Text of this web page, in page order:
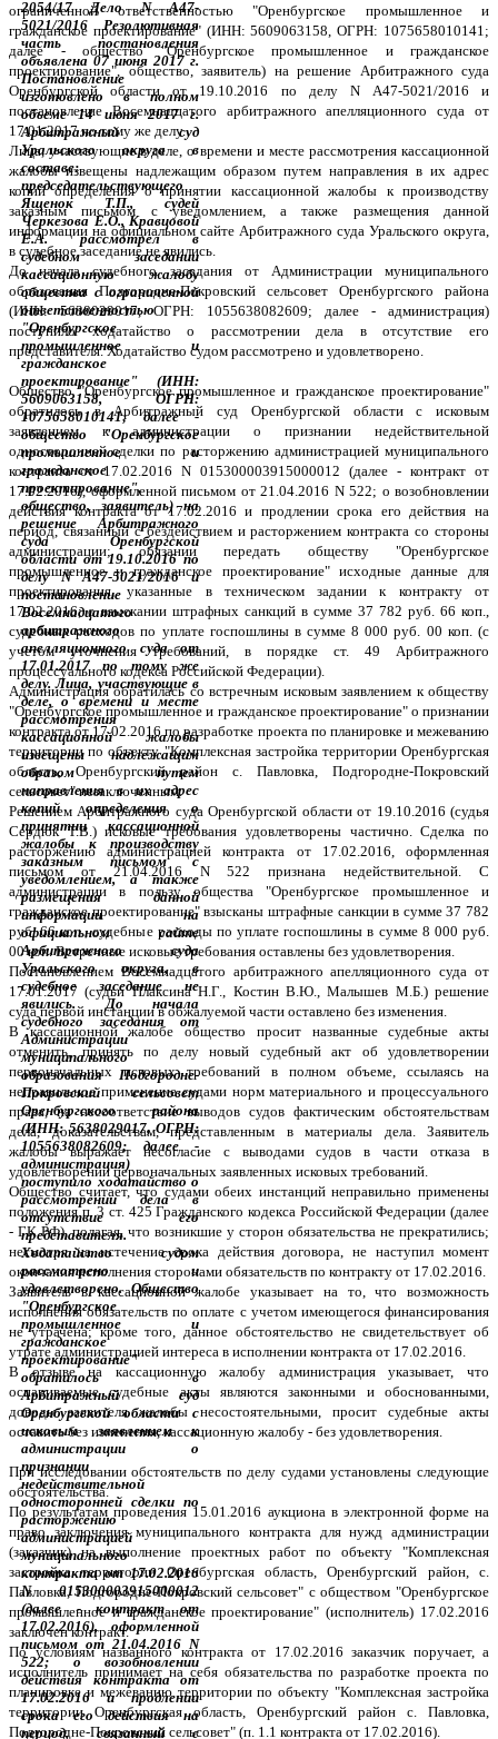
ограниченной ответственностью "Оренбургское промышленное и
гражданское проектирование" (ИНН: 5609063158, ОГРН: 1075658010141;
далее - общество "Оренбургское промышленное и гражданское
проектирование", общество, заявитель) на решение Арбитражного суда
Оренбургской области от 19.10.2016 по делу N А47-5021/2016 и
постановление Восемнадцатого арбитражного апелляционного суда от
17.01.2017 по тому же делу.
Лица, участвующие в деле, о времени и месте рассмотрения кассационной
жалобы извещены надлежащим образом путем направления в их адрес
копий определения о принятии кассационной жалобы к производству
заказным письмом с уведомлением, а также размещения данной
информации на официальном сайте Арбитражного суда Уральского округа,
в судебное заседание не явились.
До начала судебного заседания от Администрации муниципального
образования Подгородне-Покровский сельсовет Оренбургского района
(ИНН: 5638029017, ОГРН: 1055638082609; далее - администрация)
поступило ходатайство о рассмотрении дела в отсутствие его
представителя. Ходатайство судом рассмотрено и удовлетворено.
Общество "Оренбургское промышленное и гражданское проектирование"
обратилось в Арбитражный суд Оренбургской области с исковым
заявлением к администрации о признании недействительной
односторонней сделки по расторжению администрацией муниципального
контракта от 17.02.2016 N 015300003915000012 (далее - контракт от
17.02.2016), оформленной письмом от 21.04.2016 N 522; о возобновлении
действия контракта от 17.02.2016 и продлении срока его действия на
период, связанный с бездействием и расторжением контракта со стороны
администрации; обязании передать обществу "Оренбургское
промышленное и гражданское проектирование" исходные данные для
проектирования, указанные в техническом задании к контракту от
17.02.2016; о взыскании штрафных санкций в сумме 37 782 руб. 66 коп.,
судебных расходов по уплате госпошлины в сумме 8 000 руб. 00 коп. (с
учетом уточнения требований, в порядке ст. 49 Арбитражного
процессуального кодекса Российской Федерации).
Администрация обратилась со встречным исковым заявлением к обществу
"Оренбургское промышленное и гражданское проектирование" о признании
контракта от 17.02.2016 по разработке проекта по планировке и межеванию
территории по объекту "Комплексная застройка территории Оренбургская
область, Оренбургский район с. Павловка, Подгородне-Покровский
сельсовет" незаключенным.
Решением Арбитражного суда Оренбургской области от 19.10.2016 (судья
Сердюк Т.В.) исковые требования удовлетворены частично. Сделка по
расторжению администрацией контракта от 17.02.2016, оформленная
письмом от 21.04.2016 N 522 признана недействительной. С
администрации в пользу общества "Оренбургское промышленное и
гражданское проектирование" взысканы штрафные санкции в сумме 37 782
руб. 66 коп., судебные расходы по уплате госпошлины в сумме 8 000 руб.
00 коп. Встречные исковые требования оставлены без удовлетворения.
Постановлением Восемнадцатого арбитражного апелляционного суда от
17.01.2017 (судьи Плаксина Н.Г., Костин В.Ю., Малышев М.Б.) решение
суда первой инстанции в обжалуемой части оставлено без изменения.
В кассационной жалобе общество просит названные судебные акты
отменить, принять по делу новый судебный акт об удовлетворении
первоначальных исковых требований в полном объеме, ссылаясь на
неправильное применение судами норм материального и процессуального
права, на несоответствие выводов судов фактическим обстоятельствам
дела, доказательствам, представленным в материалы дела. Заявитель
жалобы выражает несогласие с выводами судов в части отказа в
удовлетворении первоначальных заявленных исковых требований.
Общество считает, что судами обеих инстанций неправильно применены
положения п. 3 ст. 425 Гражданского кодекса Российской Федерации (далее
- ГК РФ), полагая, что возникшие у сторон обязательства не прекратились;
несмотря на истечение срока действия договора, не наступил момент
окончания исполнения сторонами обязательств по контракту от 17.02.2016.
Заявитель в кассационной жалобе указывает на то, что возможность
исполнения обязательств по оплате с учетом имеющегося финансирования
не утрачена; кроме того, данное обстоятельство не свидетельствует об
утрате администрацией интереса в исполнении контракта от 17.02.2016.
В отзыве на кассационную жалобу администрация указывает, что
оспариваемые судебные акты являются законными и обоснованными,
доводы заявителя жалобы несостоятельными, просит судебные акты
оставить без изменения, кассационную жалобу - без удовлетворения.
При исследовании обстоятельств по делу судами установлены следующие
обстоятельства.
По результатам проведения 15.01.2016 аукциона в электронной форме на
право заключения муниципального контракта для нужд администрации
(заказчик) на выполнение проектных работ по объекту "Комплексная
застройка территории Оренбургская область, Оренбургский район, с.
Павловка, Подгородне-Покровский сельсовет" с обществом "Оренбургское
промышленное и гражданское проектирование" (исполнитель) 17.02.2016
заключен контракт.
По условиям названного контракта от 17.02.2016 заказчик поручает, а
исполнитель принимает на себя обязательства по разработке проекта по
планировке и межеванию территории по объекту "Комплексная застройка
территории Оренбургская область, Оренбургский район с. Павловка,
Подгородне-Покровский сельсовет" (п. 1.1 контракта от 17.02.2016).